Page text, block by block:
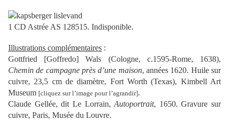
1 CD Astrée AS 128515. Indisponible.
Illustrations complémentaires :
Gottfried [Goffredo] Wals (Cologne, c.1595-Rome, 1638),
Chemin de campagne près d’une maison, années 1620. Huile sur
cuivre, 23,5 cm de diamètre, Fort Worth (Texas), Kimbell Art
Museum [cliquez sur l’image pour l’agrandir].
Claude Gellée, dit Le Lorrain,Autoportrait, 1650. Gravure sur
cuivre, Paris, Musée du Louvre.